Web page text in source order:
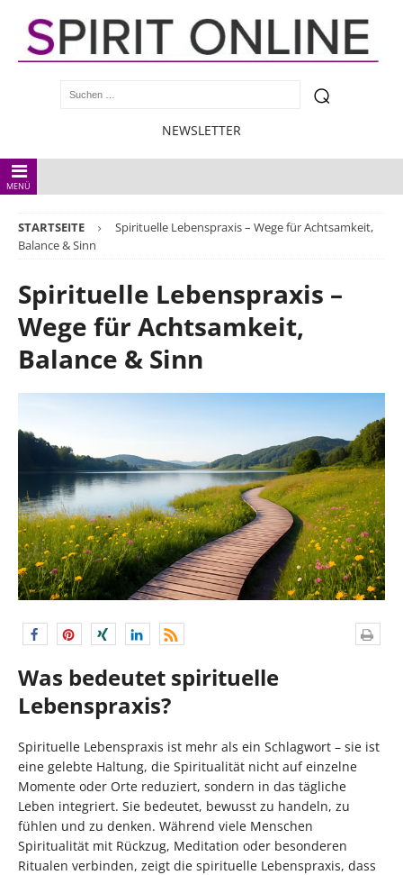
NEWSLETTER
MENÜ
STARTSEITE
Spirituelle Lebenspraxis – Wege für Achtsamkeit,
Balance & Sinn
Spirituelle Lebenspraxis –
Wege für Achtsamkeit,
Balance & Sinn
Was bedeutet spirituelle
Lebenspraxis?
Spirituelle Lebenspraxis ist mehr als ein Schlagwort – sie ist
eine gelebte Haltung, die Spiritualität nicht auf einzelne
Momente oder Orte reduziert, sondern in das tägliche
Leben integriert. Sie bedeutet, bewusst zu handeln, zu
fühlen und zu denken. Während viele Menschen
Spiritualität mit Rückzug, Meditation oder besonderen
Ritualen verbinden, zeigt die spirituelle Lebenspraxis, dass